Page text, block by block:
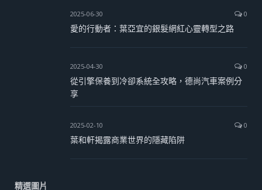
2025-06-30 0
愛的行動者：葉亞宜的銀髮網紅心靈轉型之路
2025-04-30 0
從引擎保養到冷卻系統全攻略，德尚汽車案例分
享
2025-02-10 0
葉和軒揭露商業世界的隱藏陷阱
精選圖片